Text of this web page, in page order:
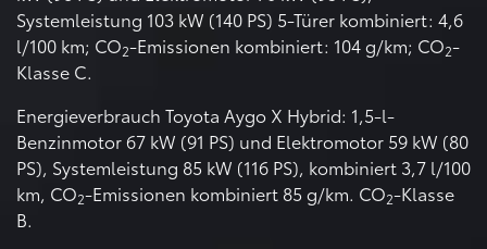
Systemleistung 103 kW (140 PS) 5-Türer kombiniert: 4,6
l/100 km; CO2-Emissionen kombiniert: 104 g/km; CO2-
Klasse C.
Energieverbrauch Toyota Aygo X Hybrid: 1,5-l-
Benzinmotor 67 kW (91 PS) und Elektromotor 59 kW (80
PS), Systemleistung 85 kW (116 PS), kombiniert 3,7 l/100
km, CO2-Emissionen kombiniert 85 g/km. CO2-Klasse
B.